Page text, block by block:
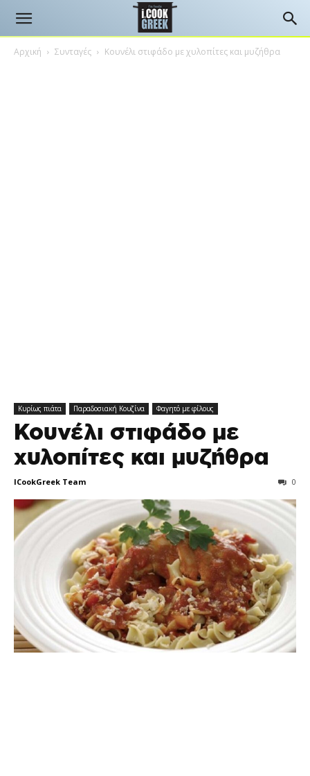
Αρχική Συνταγές Κουνέλι στιφάδο με χυλοπίτες και μυζήθρα
Κυρίως πιάτα Παραδοσιακή Κουζίνα Φαγητό με φίλους
Κουνέλι στιφάδο με
χυλοπίτες και μυζήθρα
ICookGreek Team 0